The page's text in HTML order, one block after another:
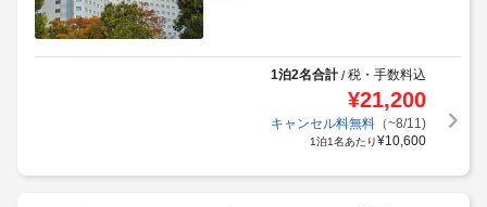
1泊2名合計/税・手数料込
¥21,200
キャンセル料無料（~8/11)
1泊1名あたり¥10,600